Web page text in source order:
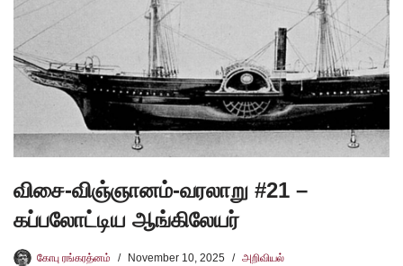
விசை-விஞ்ஞானம்-வரலாறு #21 –
கப்பலோட்டிய ஆங்கிலேயர்
கோபு ரங்கரத்னம் November 10, 2025 அறிவியல்